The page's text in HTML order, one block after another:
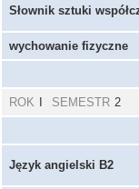
Słownik sztuki
wychowanie fizyczne
ROK SEMESTR 2
Język angielski B2